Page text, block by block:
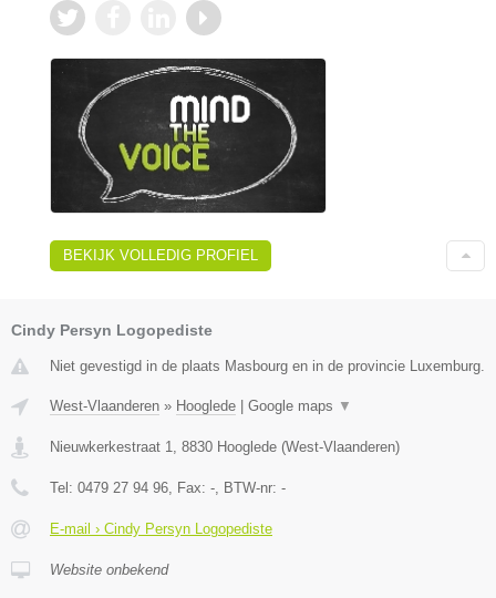
BEKIJK VOLLEDIG PROFIEL
Cindy Persyn Logopediste
Niet gevestigd in de plaats Masbourg en in de provincie Luxemburg.
West-Vlaanderen » Hooglede Google maps ▼
Nieuwkerkestraat 1 8830 Hooglede (West-Vlaanderen)
Tel: 0479 27 94 96 , Fax: - , BTW-nr: -
E-mail › Cindy Persyn Logopediste
Website onbekend